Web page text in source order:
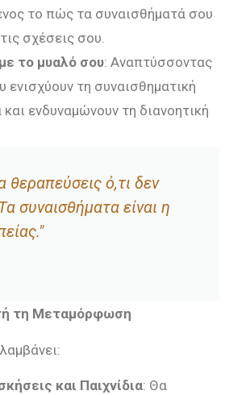
το πώς τα συναισθήματά σου
σχέσεις σου.
το μυαλό σου: Αναπτύσσοντας
ενισχύουν τη συναισθηματική
ενδυναμώνουν τη διανοητική
θεραπεύσεις ό,τι δεν
συναισθήματα είναι η
τη Μεταμόρφωση
και Παιχνίδια: Θα